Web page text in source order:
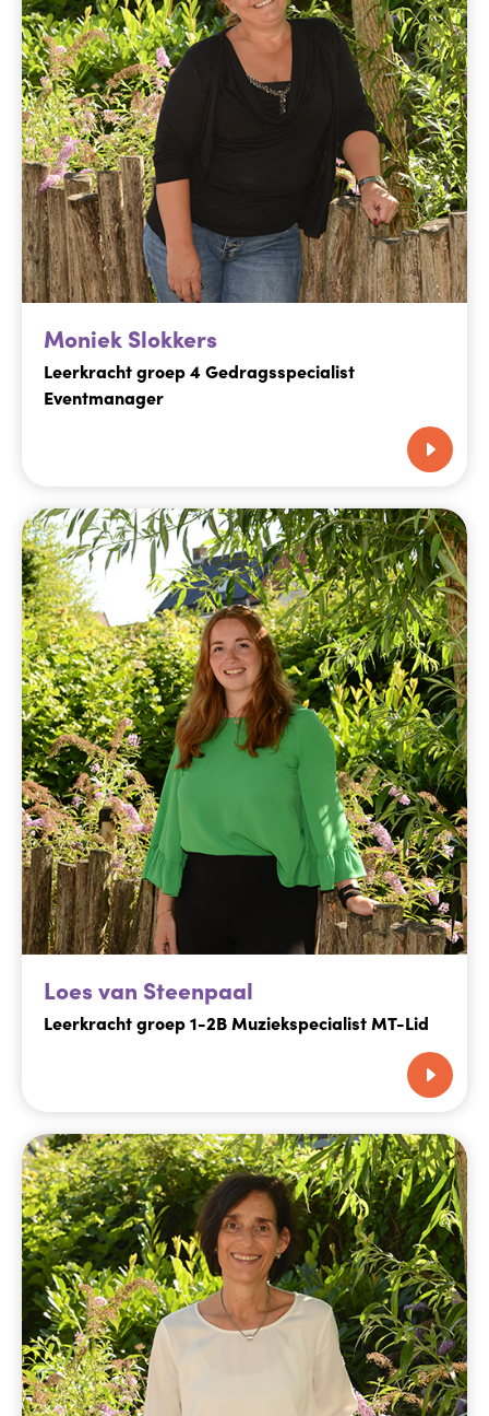
Moniek Slokkers
Leerkracht groep 4 Gedragsspecialist
Eventmanager
Loes van Steenpaal
Leerkracht groep 1-2B Muziekspecialist MT-Lid